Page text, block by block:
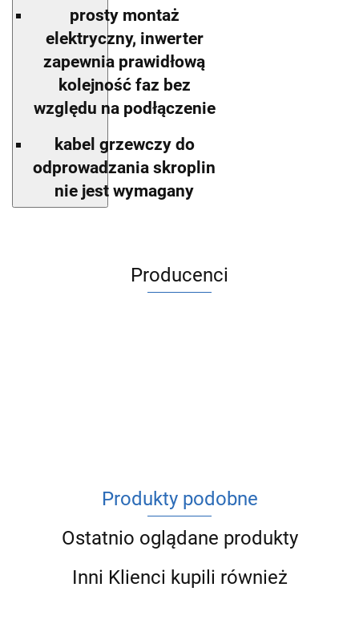
prosty montaż
elektryczny, inwerter
zapewnia prawidłową
kolejność faz bez
względu na podłączenie
kabel grzewczy do
odprowadzania skroplin
nie jest wymagany
Producenci
Produkty podobne
Ostatnio oglądane produkty
Inni Klienci kupili również